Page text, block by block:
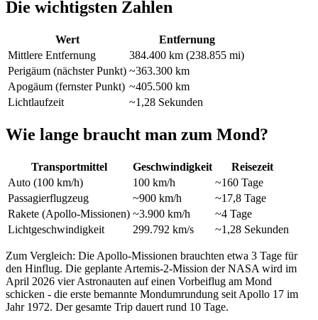
Die wichtigsten Zahlen
Wert
Entfernung
Mittlere Entfernung
384.400 km (238.855 mi)
Perigäum (nächster Punkt) ~363.300 km
Apogäum (fernster Punkt) ~405.500 km
Lichtlaufzeit
~1,28 Sekunden
Wie lange braucht man zum Mond?
Transportmittel Geschwindigkeit
Reisezeit
Auto (100 km/h)
100 km/h
~160 Tage
Passagierflugzeug
~900 km/h
~17,8 Tage
Rakete (Apollo-Missionen) ~3.900 km/h
~4 Tage
Lichtgeschwindigkeit
299.792 km/s ~1,28 Sekunden
Zum Vergleich: Die Apollo-Missionen brauchten etwa 3 Tage für
den Hinflug. Die geplante Artemis-2-Mission der NASA wird im
April 2026 vier Astronauten auf einen Vorbeiflug am Mond
schicken - die erste bemannte Mondumrundung seit Apollo 17 im
Jahr 1972. Der gesamte Trip dauert rund 10 Tage.